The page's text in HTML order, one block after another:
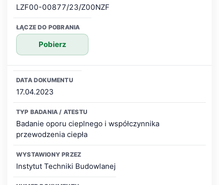
LZF00-00877/23/Z00NZF
Pobierz
17.04.2023
Badanie oporu cieplnego i współczynnika
przewodzenia ciepła
Instytut Techniki Budowlanej